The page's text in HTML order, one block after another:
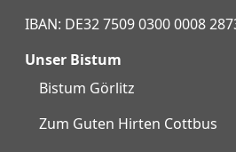
IBAN: DE32 7509 0300 0008
Unser Bistum
Bistum Görlitz
Zum Guten Hirten Cottbus